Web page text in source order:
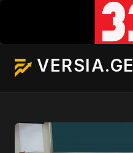
VERSIA.GE